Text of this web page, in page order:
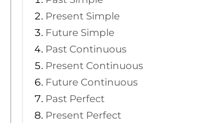
Present Simple
Future Simple
Past Continuous
Present Continuous
Future Continuous
Past Perfect
Present Perfect